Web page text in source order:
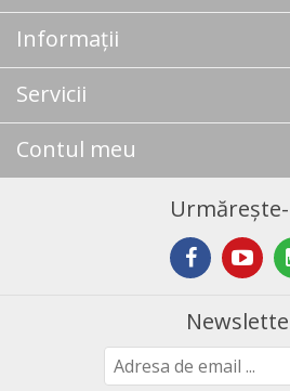
Informații
Servicii
Contul meu